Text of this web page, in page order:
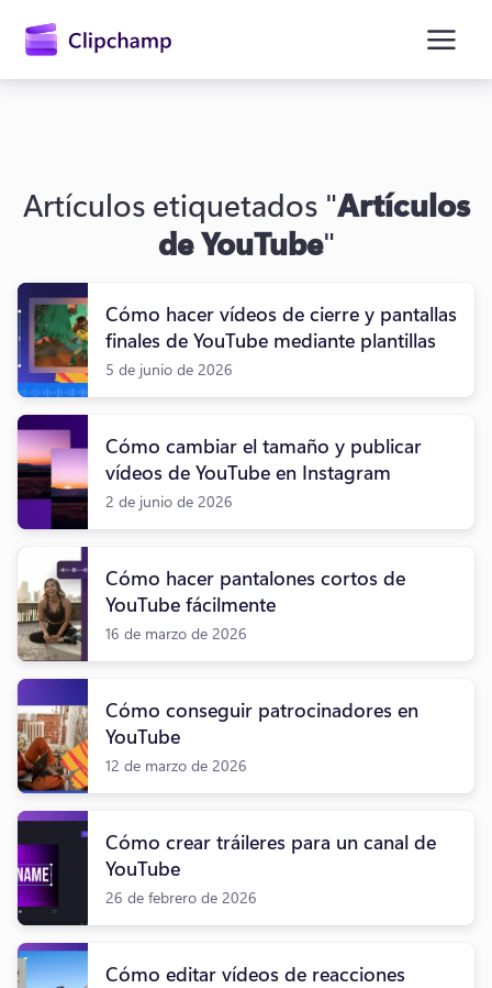
principal
Iniciar sesión
Artículos etiquetados "Artículos
de YouTube"
Cómo hacer vídeos de cierre y pantallas
finales de YouTube mediante plantillas
5 de junio de 2026
Cómo cambiar el tamaño y publicar
vídeos de YouTube en Instagram
2 de junio de 2026
Cómo hacer pantalones cortos de
YouTube fácilmente
16 de marzo de 2026
Cómo conseguir patrocinadores en
YouTube
12 de marzo de 2026
Cómo crear tráileres para un canal de
YouTube
26 de febrero de 2026
Cómo editar vídeos de reacciones